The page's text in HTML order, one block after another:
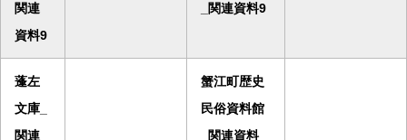
関連
資料9
_関連資料9
蓬左
文庫_
関連
蟹江町歴史
民俗資料館
_関連資料